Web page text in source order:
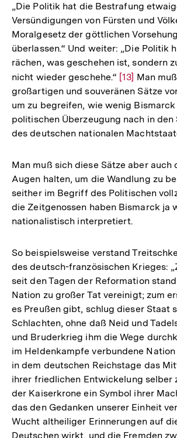
„Die Politik hat die Bestrafung
Versündigungen von Fürsten und
Moralgesetz der göttlichen Vorsehung
überlassen.“ Und weiter: „Die Politik
rächen, was geschehen ist, sondern
nicht wieder geschehe.“ Zur
Auflösung
der
Fußnote
[13] Man
großartigen und souveränen Sätze
um zu begreifen, wie wenig
politischen Überzeugung nach in den
des deutschen nationalen
Man muß sich diese Sätze aber auch
Augen halten, um die Wandlung zu
seither im Begriff des Politischen
die Zeitgenossen haben Bismarck ja
nationalistisch interpretiert.
So beispielsweise verstand
des deutsch-französischen Krieges:
seit den Tagen der Reformation
Nation zu großer Tat vereinigt; zum
es Preußen gibt, schlug dieser Staat
Schlachten, ohne daß Neid und
und Bruderkrieg ihm die Wege
im Heldenkampfe verbundene
in dem deutschen Reichstage das
ihrer friedlichen Entwickelung selber
der Kaiserkrone ein Symbol ihrer
das den Gedanken unserer Einheit
Wucht altheiliger Erinnerungen auf
Deutschen wirkt, und die Fremden